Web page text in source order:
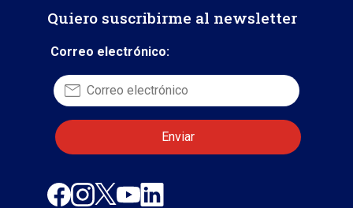
Quiero suscribirme al newsletter
Correo electrónico: